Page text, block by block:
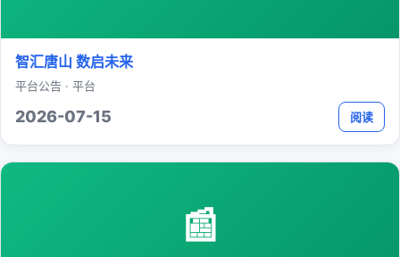
智汇唐山 数启未来
平台公告 · 平台
2026-07-15 阅读
📰